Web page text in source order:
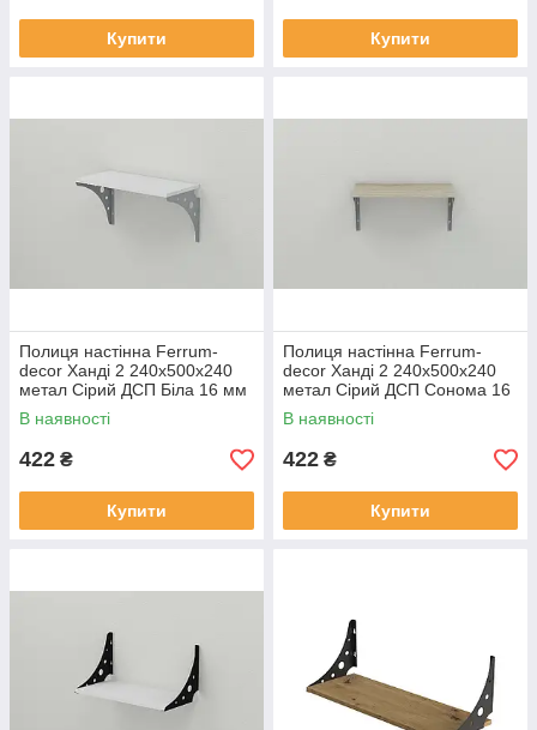
Купити Купити
Полиця настінна Ferrum-
decor Ханді 2 240x500x240
метал Сірий ДСП Біла 16 мм
(XND0015)
В наявності
422 ₴
Купити
Полиця настінна Ferrum-
decor Ханді 2 240x500x240
метал Сірий ДСП Сонома 16
мм (XND0018)
В наявності
422 ₴
Купити